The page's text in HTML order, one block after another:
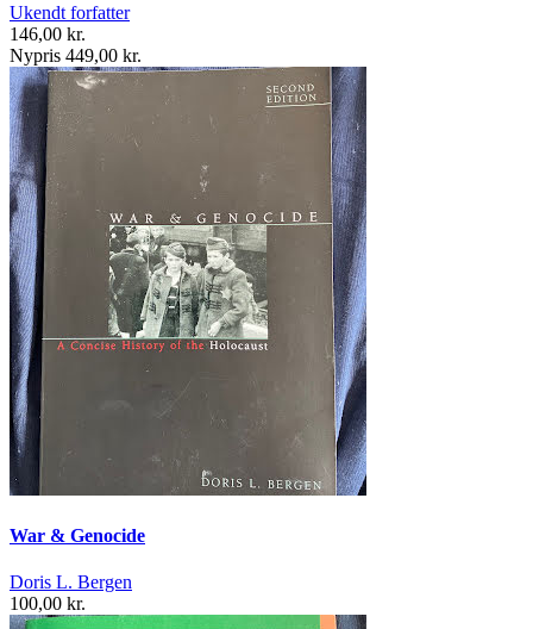
Ukendt forfatter
146,00 kr.
Nypris 449,00 kr.
War & Genocide
Doris L. Bergen
100,00 kr.